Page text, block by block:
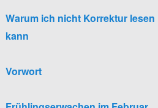
Warum ich nicht Korrektur lesen
kann
Vorwort